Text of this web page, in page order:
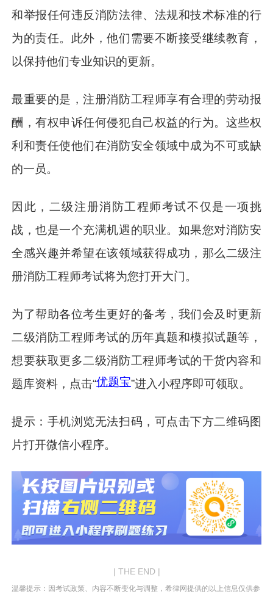
和举报任何违反消防法律、法规和技术标准的行
为的责任。此外，他们需要不断接受继续教育，
以保持他们专业知识的更新。
最重要的是，注册消防工程师享有合理的劳动报
酬，有权申诉任何侵犯自己权益的行为。这些权
利和责任使他们在消防安全领域中成为不可或缺
的一员。
因此，二级注册消防工程师考试不仅是一项挑
战，也是一个充满机遇的职业。如果您对消防安
全感兴趣并希望在该领域获得成功，那么二级注
册消防工程师考试将为您打开大门。
为了帮助各位考生更好的备考，我们会及时更新
二级消防工程师考试的历年真题和模拟试题等，
想要获取更多二级消防工程师考试的干货内容和
题库资料，点击“优题宝”进入小程序即可领取。
提示：手机浏览无法扫码，可点击下方二维码图
片打开微信小程序。
| THE END |
温馨提示：因考试政策、内容不断变化与调整，希律网提供的以上信息仅供参